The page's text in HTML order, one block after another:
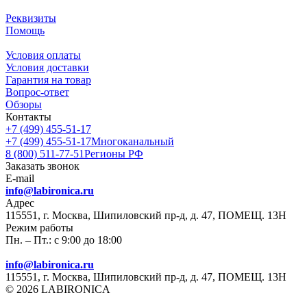
Реквизиты
Помощь
Условия оплаты
Условия доставки
Гарантия на товар
Вопрос-ответ
Обзоры
Контакты
+7 (499) 455-51-17
+7 (499) 455-51-17Многоканальный
8 (800) 511-77-51Регионы РФ
Заказать звонок
E-mail
info@labironica.ru
Адрес
115551, г. Москва, Шипиловский пр-д, д. 47, ПОМЕЩ. 13Н
Режим работы
Пн. – Пт.: с 9:00 до 18:00
info@labironica.ru
115551, г. Москва, Шипиловский пр-д, д. 47, ПОМЕЩ. 13Н
© 2026 LABIRONICA